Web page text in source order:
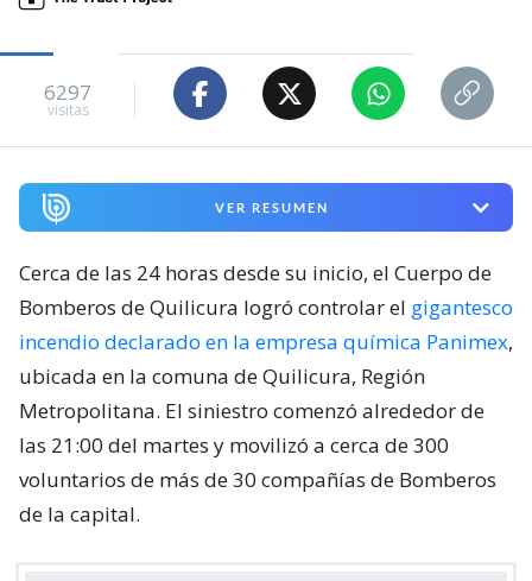
6297
visitas
VER RESUMEN
Cerca de las 24 horas desde su inicio, el Cuerpo de
Bomberos de Quilicura logró controlar el gigantesco
incendio declarado en la empresa química Panimex,
ubicada en la comuna de Quilicura, Región
Metropolitana. El siniestro comenzó alrededor de
las 21:00 del martes y movilizó a cerca de 300
voluntarios de más de 30 compañías de Bomberos
de la capital.